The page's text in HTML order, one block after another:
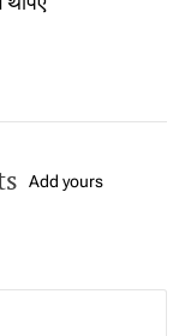
Add yours